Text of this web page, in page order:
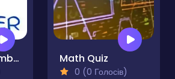
Guess the Number Math Quiz
0 (0 Голосів)